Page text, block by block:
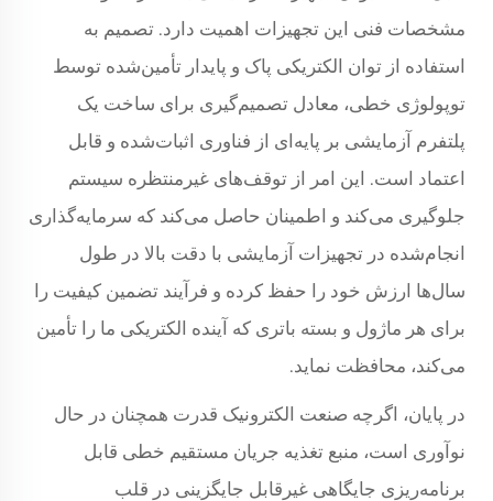
مشخصات فنی این تجهیزات اهمیت دارد. تصمیم به
استفاده از توان الکتریکی پاک و پایدار تأمین‌شده توسط
توپولوژی خطی، معادل تصمیم‌گیری برای ساخت یک
پلتفرم آزمایشی بر پایه‌ای از فناوری اثبات‌شده و قابل
اعتماد است. این امر از توقف‌های غیرمنتظره سیستم
جلوگیری می‌کند و اطمینان حاصل می‌کند که سرمایه‌گذاری
انجام‌شده در تجهیزات آزمایشی با دقت بالا در طول
سال‌ها ارزش خود را حفظ کرده و فرآیند تضمین کیفیت را
برای هر ماژول و بسته باتری که آینده الکتریکی ما را تأمین
می‌کند، محافظت نماید.
در پایان، اگرچه صنعت الکترونیک قدرت همچنان در حال
نوآوری است، منبع تغذیه جریان مستقیم خطی قابل
برنامه‌ریزی جایگاهی غیرقابل جایگزینی در قلب